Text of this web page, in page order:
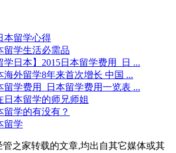
本留学心得
留学生活必需品
学日本】2015日本留学费用_日 ...
海外留学8年来首次增长 中国 ...
留学费用_日本留学费用一览表 ...
日本留学的师兄师姐
留学的有没有？
留学
管之家转载的文章,均出自其它媒体或其